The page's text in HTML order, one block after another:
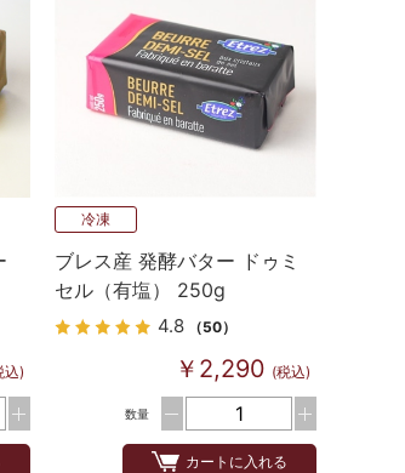
込)
冷凍
ブレス産 発酵バター ドゥミ
セル（有塩） 250g
4.8 （50）
￥2,290 (税込)
数量
カートに入れる